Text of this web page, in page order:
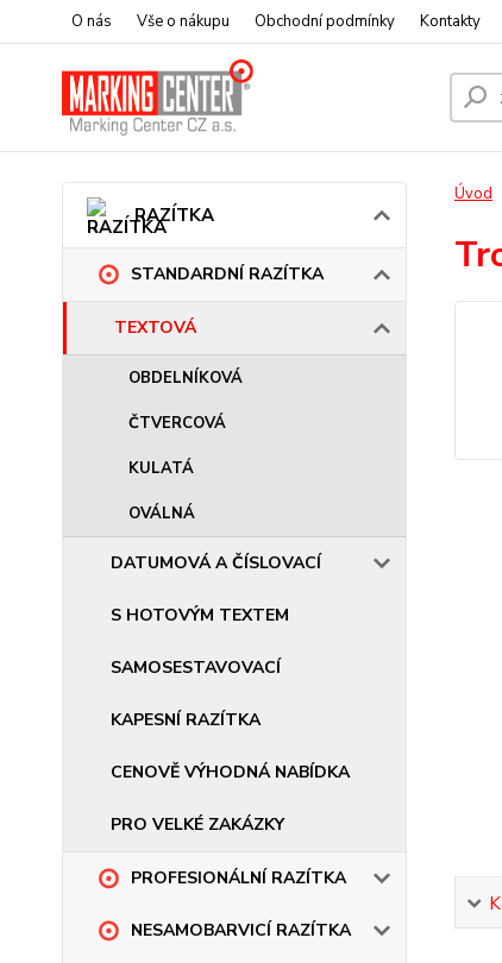
O nás Vše o nákupu Obchodní podmínky Kontakty
RAZÍTKA
STANDARDNÍ RAZÍTKA
TEXTOVÁ
OBDELNÍKOVÁ
ČTVERCOVÁ
KULATÁ
OVÁLNÁ
DATUMOVÁ A ČÍSLOVACÍ
S HOTOVÝM TEXTEM
SAMOSESTAVOVACÍ
KAPESNÍ RAZÍTKA
CENOVĚ VÝHODNÁ NABÍDKA
PRO VELKÉ ZAKÁZKY
PROFESIONÁLNÍ RAZÍTKA
NESAMOBARVICÍ RAZÍTKA
Úvod